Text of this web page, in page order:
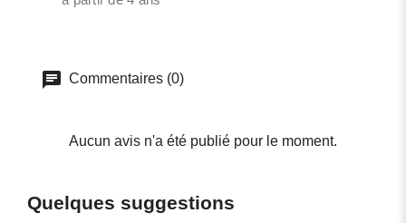
Commentaires (0)
Aucun avis n'a été publié pour le moment.
Quelques suggestions